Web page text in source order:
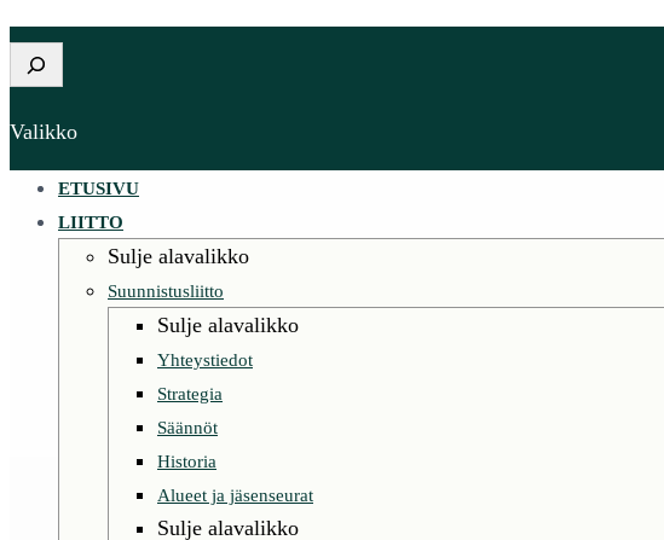
Etsi
Valikko
ETUSIVU
LIITTO
Sulje alavalikko
Suunnistusliitto
Sulje alavalikko
Yhteystiedot
Strategia
Säännöt
Historia
Alueet ja jäsenseurat
Sulje alavalikko